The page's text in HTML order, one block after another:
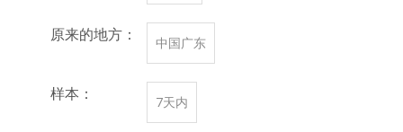
原来的地方： 中国广东
样本： 7天内